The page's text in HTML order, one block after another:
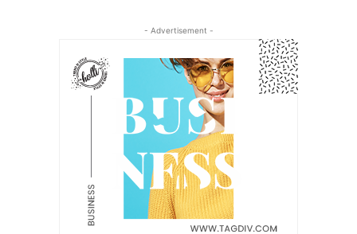
- Advertisement -